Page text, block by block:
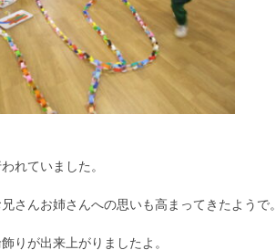
れていました。
さんお姉さんへの思いも高まってきたようで。
りが出来上がりましたよ。